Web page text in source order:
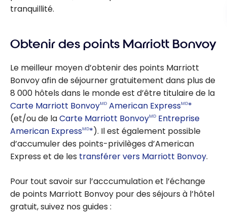
tranquillité.
Obtenir des points Marriott Bonvoy
Le meilleur moyen d’obtenir des points Marriott
Bonvoy afin de séjourner gratuitement dans plus de
8 000 hôtels dans le monde est d’être titulaire de la
Carte Marriott BonvoyMD American ExpressMD*
(et/ou de laCarte Marriott BonvoyMD Entreprise
American ExpressMD*). Il est également possible
d’accumuler des points-privilèges d’American
Express et de les transférer vers Marriott Bonvoy.
Pour tout savoir sur l’acccumulation et l’échange
de points Marriott Bonvoy pour des séjours à l’hôtel
gratuit, suivez nos guides :